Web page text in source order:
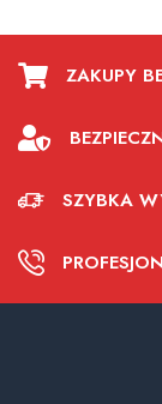
ZAKUPY
SZYBKA